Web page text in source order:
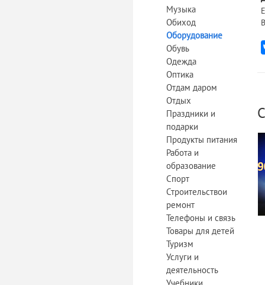
Музыка
Обиход
Оборудование
Обувь
Одежда
Оптика
Отдам даром
Отдых
Праздники и
подарки
Продукты питания
Работа и
образование
Спорт
Строительствои
ремонт
Телефоны и связь
Товары для детей
Туризм
Услуги и
деятельность